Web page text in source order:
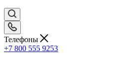
Телефоны
+7 800 555 9253